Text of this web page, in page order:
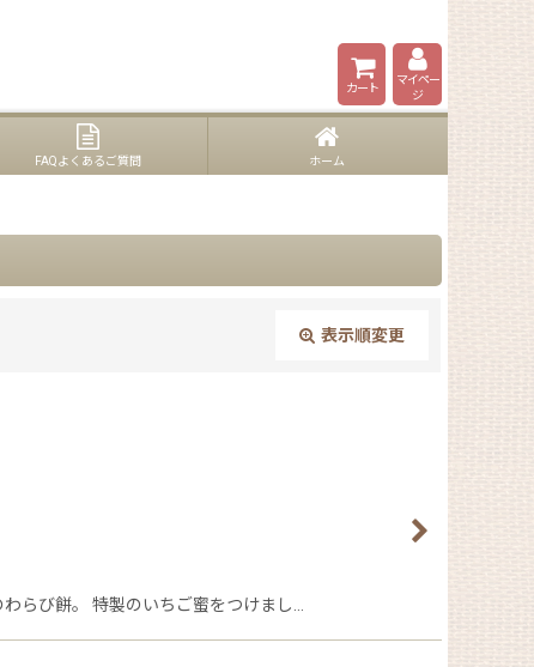
カート
マイペー
ジ
FAQよくあるご質問 ホーム
表示順変更
び餅。 特製のいちご蜜をつけまし…